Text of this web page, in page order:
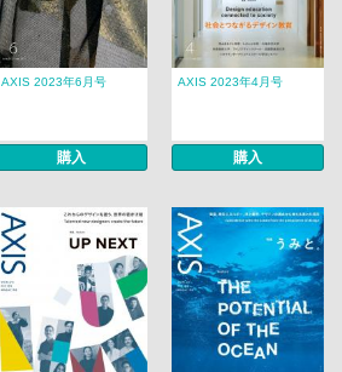
AXIS 2023年6月号
購入
AXIS 2023年4月号
購入